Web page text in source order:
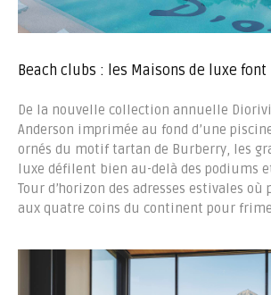
Beach clubs : les Maisons de luxe
De la nouvelle collection annuelle
Anderson imprimée au fond d’une
ornés du motif tartan de Burberry, les
luxe défilent bien au-delà des podiums
Tour d’horizon des adresses estivales où
aux quatre coins du continent pour